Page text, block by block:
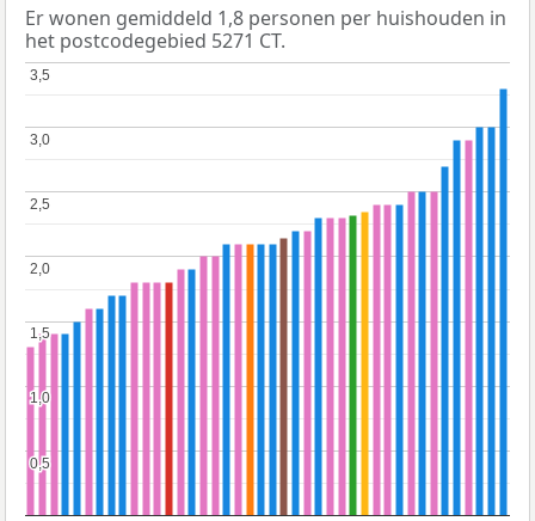
Er wonen gemiddeld 1,8 personen per huishouden in
het postcodegebied 5271 CT.
0,5
0,5
1,0
1,0
1,5
1,5
2,0
2,0
2,5
2,5
3,0
3,0
3,5
3,5